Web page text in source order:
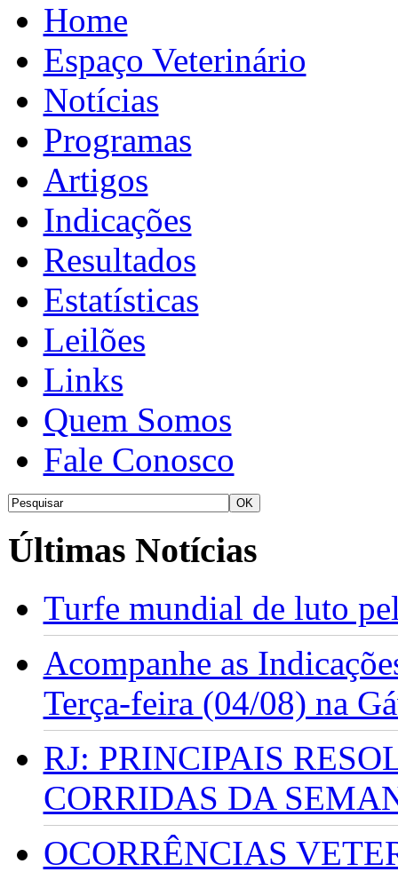
Home
Espaço Veterinário
Notícias
Programas
Artigos
Indicações
Resultados
Estatísticas
Leilões
Links
Quem Somos
Fale Conosco
Últimas Notícias
Turfe mundial de luto
Acompanhe as
Terça-feira (04/08) na
RJ: PRINCIPAIS
CORRIDAS DA
OCORRÊNCIAS